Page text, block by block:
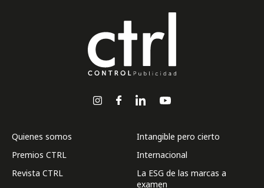
Quienes somos
Premios CTRL
Revista CTRL
Intangible pero cierto
Internacional
La ESG de las marcas a
examen